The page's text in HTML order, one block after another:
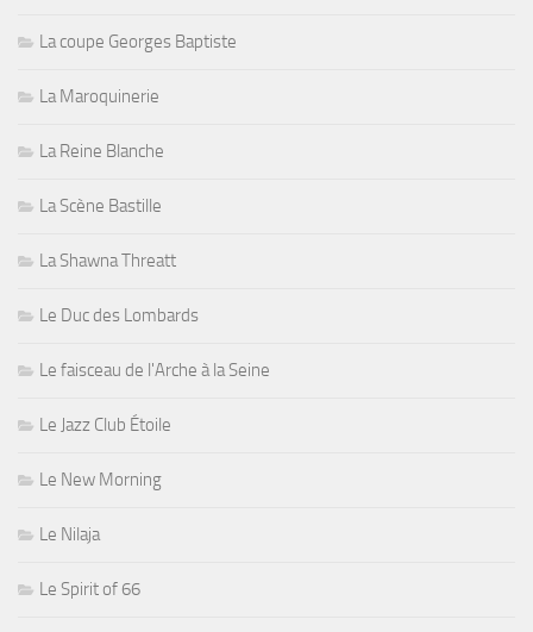
La coupe Georges Baptiste
La Maroquinerie
La Reine Blanche
La Scène Bastille
La Shawna Threatt
Le Duc des Lombards
Le faisceau de l'Arche à la Seine
Le Jazz Club Étoile
Le New Morning
Le Nilaja
Le Spirit of 66